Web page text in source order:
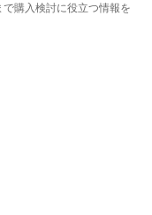
購入検討に役立つ情報を